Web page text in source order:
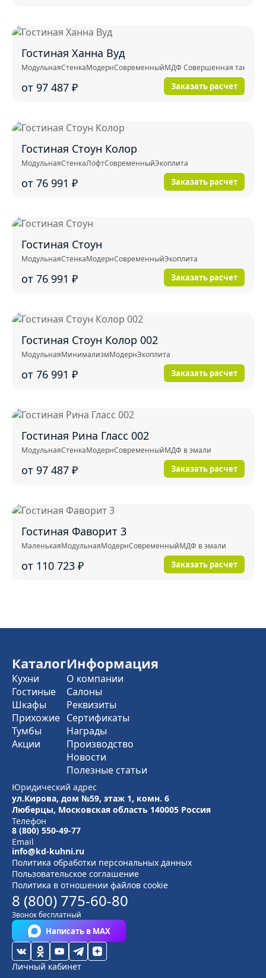
Гостиная Ханна Вуд
МодульнаяСтенкаМодернСовременныйМДФ Совершенная
от 97 487 ₽ Заказать расчет
Гостиная Стоун Колор
МодульнаяСтенкаЛофтСовременныйЭкоплита
от 76 991 ₽ Заказать расчет
Гостиная Стоун
МодульнаяСтенкаМодернСовременныйЭкоплита
от 76 991 ₽ Заказать расчет
Гостиная Стоун Колор 002
МодульнаяМинимализмМодернЭкоплита
от 76 991 ₽ Заказать расчет
Гостиная Рина Гласс 002
МодульнаяСтенкаМодернСовременныйМДФ в эмали
от 97 487 ₽ Заказать расчет
Гостиная Фаворит 3
МаленькаяМодульнаяМодернСовременныйМДФ в эмали
от 110 723 ₽ Заказать расчет
Каталог
Кухни
Гостиные
Шкафы
Прихожие
Тумбы
Акции
Информация
О компании
Салоны
Реквизиты
Сертификаты
Награды
Производство
Новости
Полезные статьи
Юридический адрес
ул.Кирова, дом №59, этаж 1, комн. 6
Люберцы, Московская область 140005 Россия
Телефон
8 (800) 550-49-77
Email
info@kd-kuhni.ru
Политика обработки персональных данных
Пользовательское соглашение
Политика в отношении файлов cookie
8 (800) 775-60-80
Звонок бесплатный
Написать в MAX
Личный кабинет